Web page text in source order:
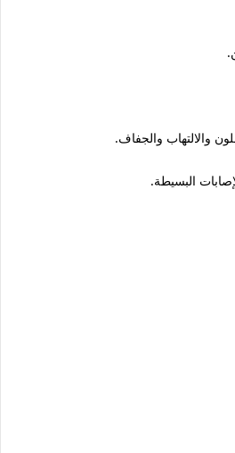
والالتهاب والجفاف.
البسيطة.